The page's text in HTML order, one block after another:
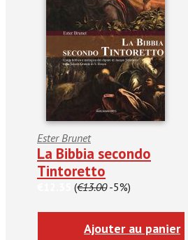
Ester Brunet
La Bibbia secondo
Tintoretto
(€13.00-5%)
Ajouter au panier